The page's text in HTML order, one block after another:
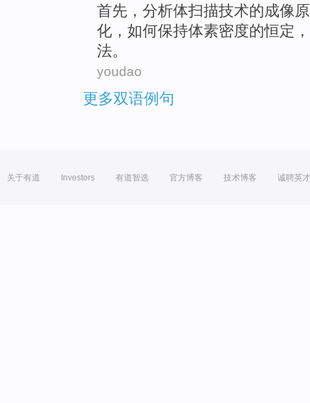
首先， 分析体扫描技术的成像
化，如何保持体素密度的恒定
法。
youdao
更多双语例句
关于有道 Investors 有道智选 官方博客 技术博客 诚聘英才